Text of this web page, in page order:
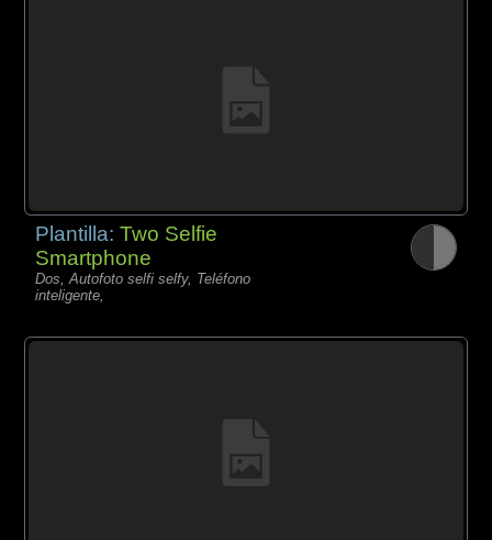
Plantilla:Two Selfie
Smartphone
Dos, Autofoto selfi selfy, Teléfono
inteligente,